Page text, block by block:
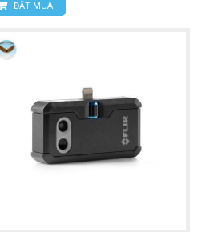
ĐẶT MUA